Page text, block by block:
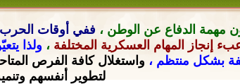
مهمة الدفاع عن الوطن ، ففي أوقات
إنجاز المهام العسكرية المختلفة ، ولذا
بشكل منتظم ، واستغلال كافة الفرص
لتطوير أنفسهم